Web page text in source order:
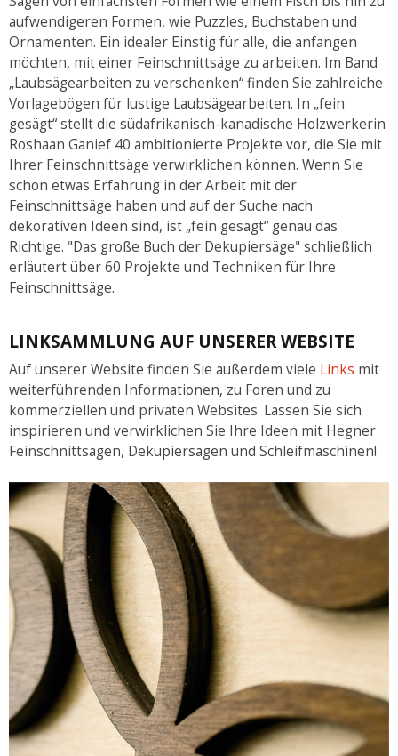
aufwendigeren Formen, wie Puzzles, Buchstaben und
Ornamenten. Ein idealer Einstig für alle, die anfangen
möchten, mit einer Feinschnittsäge zu arbeiten. Im Band
„Laubsägearbeiten zu verschenken“ finden Sie zahlreiche
Vorlagebögen für lustige Laubsägearbeiten. In „fein
gesägt“ stellt die südafrikanisch-kanadische Holzwerkerin
Roshaan Ganief 40 ambitionierte Projekte vor, die Sie mit
Ihrer Feinschnittsäge verwirklichen können. Wenn Sie
schon etwas Erfahrung in der Arbeit mit der
Feinschnittsäge haben und auf der Suche nach
dekorativen Ideen sind, ist „fein gesägt“ genau das
Richtige. "Das große Buch der Dekupiersäge" schließlich
erläutert über 60 Projekte und Techniken für Ihre
Feinschnittsäge.
LINKSAMMLUNG AUF UNSERER WEBSITE
Auf unserer Website finden Sie außerdem viele Links mit
weiterführenden Informationen, zu Foren und zu
kommerziellen und privaten Websites. Lassen Sie sich
inspirieren und verwirklichen Sie Ihre Ideen mit Hegner
Feinschnittsägen, Dekupiersägen und Schleifmaschinen!